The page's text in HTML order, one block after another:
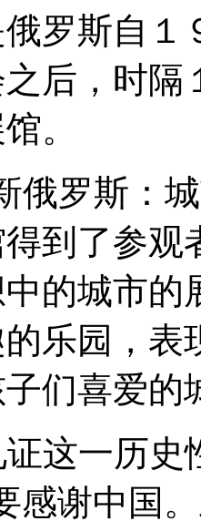
罗斯自１
后，时隔
。
俄罗斯：
到了参观
的城市的
乐园，表
们喜爱的
这一历史
感谢中国